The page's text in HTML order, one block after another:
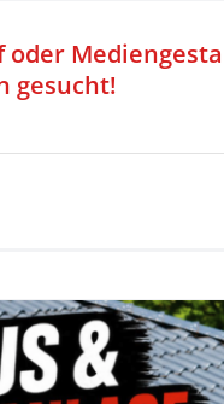
oder
gesucht!